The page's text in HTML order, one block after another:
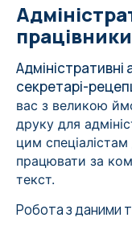
працівники
секретарі-
вас з великою
друку для
цим
працювати за
текст.
Робота з даними